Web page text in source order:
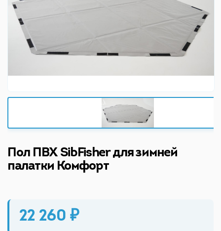
Пол ПВХ SibFisher для зимней
палатки Комфорт
22 260 ₽